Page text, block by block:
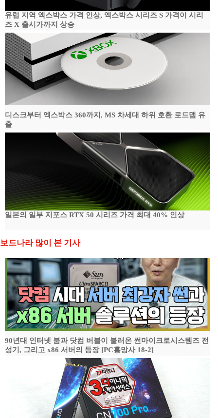
유럽 지역 엑스박스 가격 인상, 엑스박스 시리즈 S 가격이 시리
즈 X 출시가까지 상승
디스크부터 엑스박스 360까지, MS 차세대 하위 호환 로드맵 유
출
일본의 일부 지포스 RTX 50 시리즈 가격 최대 40% 인상
보드나라 많이 본 기사
90년대 인터넷 붐과 닷컴 버블이 불러온 썬마이크로시스템즈 전
성기, 그리고 x86 서버의 등장 [PC흥망사 18-2]